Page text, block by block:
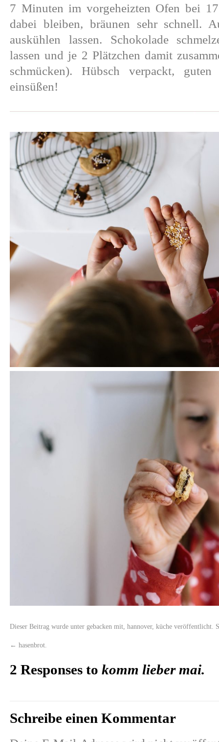
7 Minuten im vorgeheizten Ofen bei
dabei bleiben, bräunen sehr schnell.
auskühlen lassen. Schokolade
lassen und je 2 Plätzchen damit
schmücken). Hübsch verpackt,
einsüßen!
Dieser Beitrag wurde unter gebacken mit, hannover, küche veröffentlicht.
← hasenbrot.
2 Responses to komm lieber mai.
Schreibe einen Kommentar